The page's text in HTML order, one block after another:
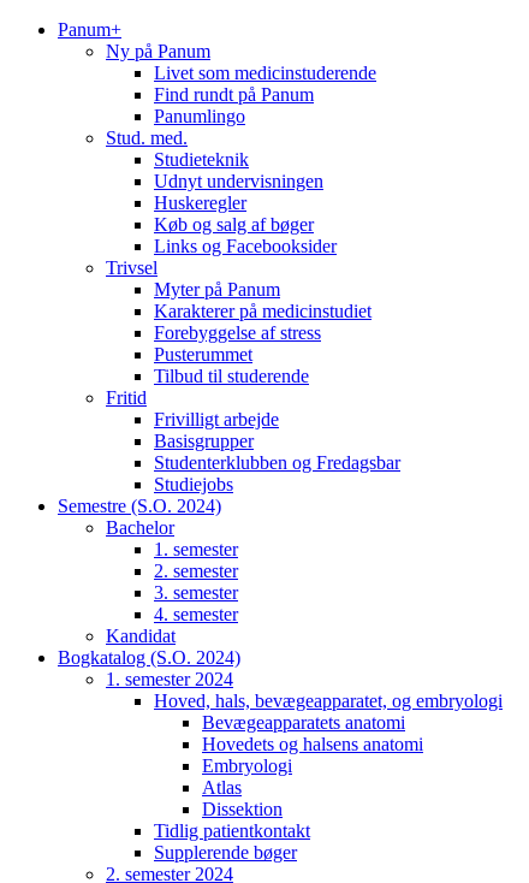
Panum+
Ny på Panum
Livet som medicinstuderende
Find rundt på Panum
Panumlingo
Stud. med.
Studieteknik
Udnyt undervisningen
Huskeregler
Køb og salg af bøger
Links og Facebooksider
Trivsel
Myter på Panum
Karakterer på medicinstudiet
Forebyggelse af stress
Pusterummet
Tilbud til studerende
Fritid
Frivilligt arbejde
Basisgrupper
Studenterklubben og Fredagsbar
Studiejobs
Semestre (S.O. 2024)
Bachelor
1. semester
2. semester
3. semester
4. semester
Kandidat
Bogkatalog (S.O. 2024)
1. semester 2024
Hoved, hals, bevægeapparatet, og embryologi
Bevægeapparatets anatomi
Hovedets og halsens anatomi
Embryologi
Atlas
Dissektion
Tidlig patientkontakt
Supplerende bøger
2. semester 2024